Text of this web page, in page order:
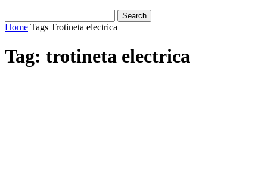
Home Tags Trotineta electrica
Tag: trotineta electrica